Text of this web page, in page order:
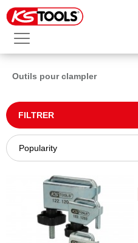
Outils pour clampler
FILTRER